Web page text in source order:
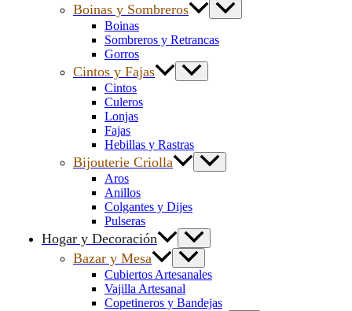
Boinas y Sombreros
Boinas
Sombreros y Retrancas
Gorros
Cintos y Fajas
Cintos
Culeros
Lonjas
Fajas
Hebillas y Rastras
Bijouterie Criolla
Aros
Anillos
Colgantes y Dijes
Pulseras
Hogar y Decoración
Bazar y Mesa
Cubiertos Artesanales
Vajilla Artesanal
Copetineros y Bandejas